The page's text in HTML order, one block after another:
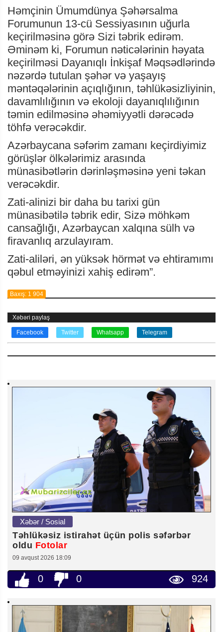
Həmçinin Ümumdünya Şəhərsalma
Forumunun 13-cü Sessiyasının uğurla
keçirilməsinə görə Sizi təbrik edirəm.
Əminəm ki, Forumun nəticələrinin həyata
keçirilməsi Dayanıqlı İnkişaf Məqsədlərində
nəzərdə tutulan şəhər və yaşayış
məntəqələrinin açıqlığının, təhlükəsizliyinin,
davamlılığının və ekoloji dayanıqlılığının
təmin edilməsinə əhəmiyyətli dərəcədə
töhfə verəcəkdir.
Azərbaycana səfərim zamanı keçirdiyimiz
görüşlər ölkələrimiz arasında
münasibətlərin dərinləşməsinə yeni təkan
verəcəkdir.
Zati-alinizi bir daha bu tarixi gün
münasibətilə təbrik edir, Sizə möhkəm
cansağlığı, Azərbaycan xalqına sülh və
firavanlıq arzulayıram.
Zati-aliləri, ən yüksək hörmət və ehtiramımı
qəbul etməyinizi xahiş edirəm”.
Baxış: 1 904
Xəbəri paylaş
Facebook Twitter Whatsapp Telegram
Xəbər / Sosial
Təhlükəsiz istirahət üçün polis səfərbər
oldu Fotolar
09 avqust 2026 18:09
0 0 924